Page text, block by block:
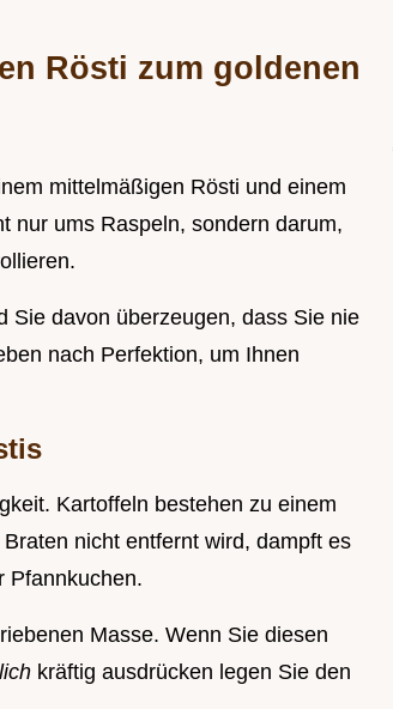
Rösti zum goldenen
mittelmäßigen Rösti und einem
nur ums Raspeln, sondern darum,
Sie davon überzeugen, dass Sie nie
nach Perfektion, um Ihnen
Kartoffeln bestehen zu einem
nicht entfernt wird, dampft es
Pfannkuchen.
Masse. Wenn Sie diesen
kräftig ausdrücken legen Sie den